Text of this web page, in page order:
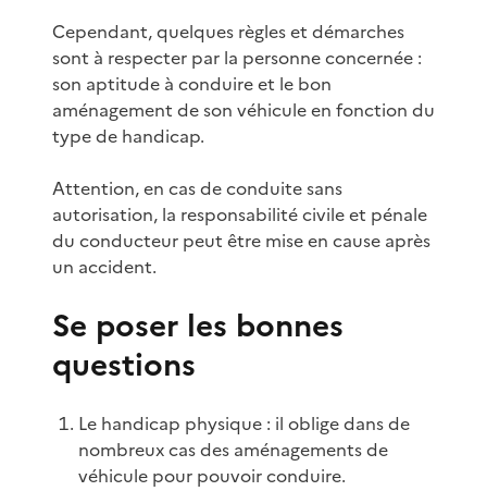
Cependant, quelques règles et démarches
sont à respecter par la personne concernée :
son aptitude à conduire et le bon
aménagement de son véhicule en fonction du
type de handicap.
Attention, en cas de conduite sans
autorisation, la responsabilité civile et pénale
du conducteur peut être mise en cause après
un accident.
Se poser les bonnes
questions
Le handicap physique : il oblige dans de
nombreux cas des aménagements de
véhicule pour pouvoir conduire.